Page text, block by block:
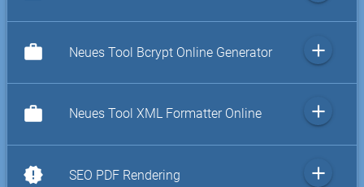
work Neues Tool Bcrypt Online Generator add
work Neues Tool XML Formatter Online add
new_releases SEO PDF Rendering add